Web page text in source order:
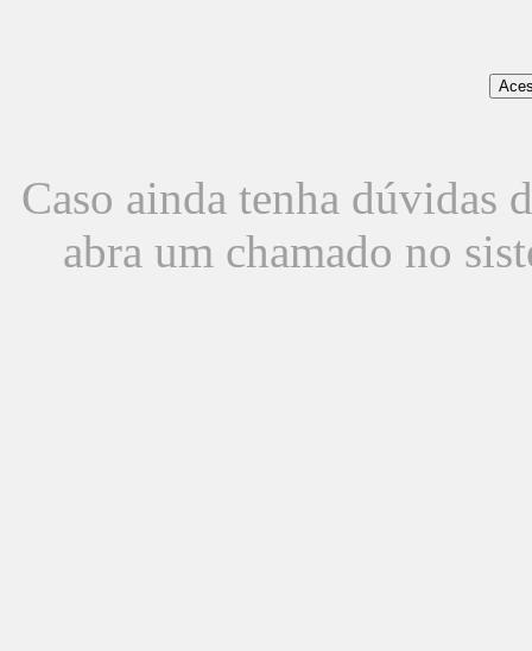
Caso ainda tenha dúvidas
abra um chamado no